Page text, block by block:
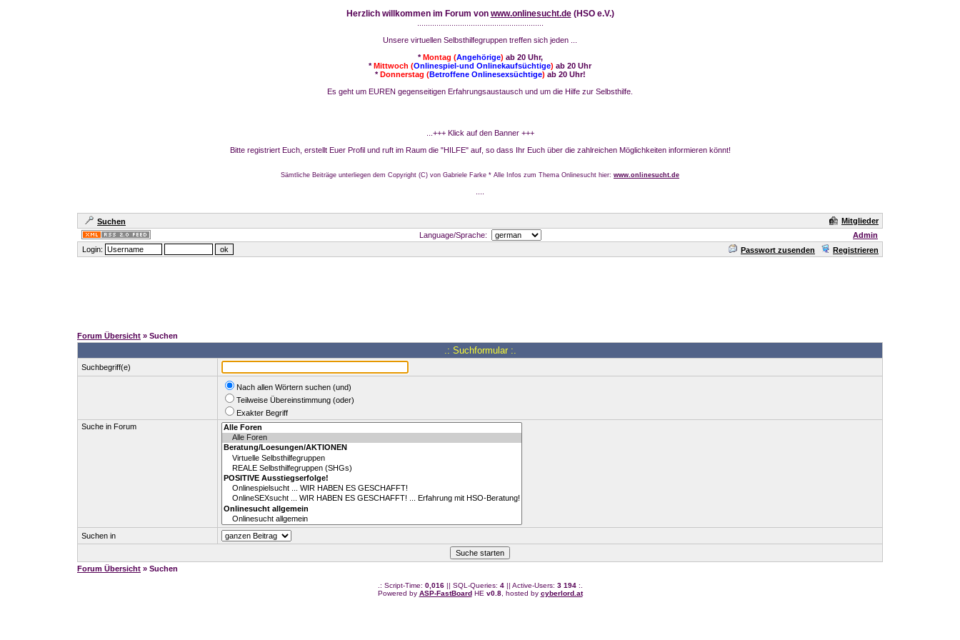
Herzlich willkommen im Forum von www.onlinesucht.de(HSO e.V.)
Unsere virtuellen Selbsthilfegruppen treffen sich jeden ...
*Montag (Angehörige) ab 20 Uhr,
*Mittwoch (Onlinespiel-und Onlinekaufsüchtige) ab 20 Uhr
*Donnerstag (Betroffene Onlinesexsüchtige) ab 20 Uhr!
Es geht um EUREN gegenseitigen Erfahrungsaustausch und um die Hilfe zur Selbsthilfe.
...+++ Klick auf den Banner +++
Bitte registriert Euch, erstellt Euer Profil und ruft im Raum die "HILFE" auf, so dass Ihr Euch über die zahlreichen Möglichkeiten informieren könnt!
Sämtliche Beiträge unterliegen dem Copyright (C) von Gabriele Farke * Alle Infos zum Thema Onlinesucht hier: www.onlinesucht.de
Suchen
Mitglieder
Language/Sprache:
Admin
Login:
Passwort zusenden Registrieren
Forum Übersicht » Suchen
.: Suchformular :.
Suchbegriff(e)
Nach allen Wörtern suchen (und)
Teilweise Übereinstimmung (oder)
Exakter Begriff
Suche in Forum
Suchen in
Forum Übersicht » Suchen
.: Script-Time: 0,016|| SQL-Queries: 4|| Active-Users: 3 194:.
Powered by ASP-FastBoardHE v0.8, hosted by cyberlord.at